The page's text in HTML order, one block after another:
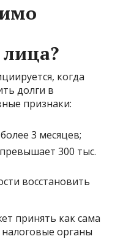
когда
долги в
признаки:
3 месяцев;
300 тыс.
восстановить
принять как сама
органы